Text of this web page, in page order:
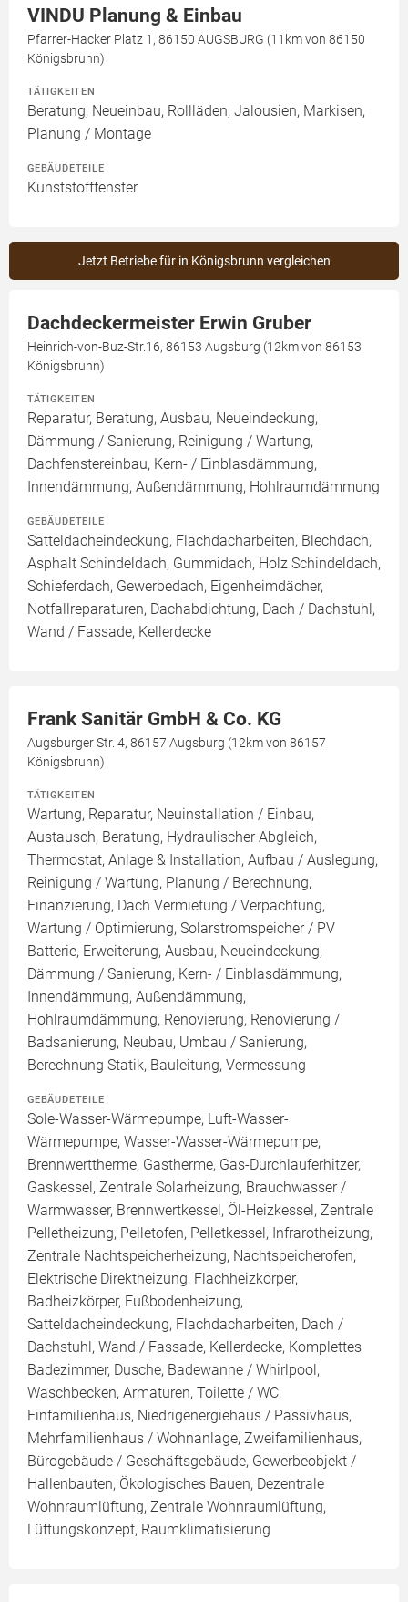
VINDU Planung & Einbau
Pfarrer-Hacker Platz 1, 86150 AUGSBURG (11km von 86150
Königsbrunn)
TÄTIGKEITEN
Beratung, Neueinbau, Rollläden, Jalousien, Markisen,
Planung / Montage
GEBÄUDETEILE
Kunststofffenster
Jetzt Betriebe für in Königsbrunn vergleichen
Dachdeckermeister Erwin Gruber
Heinrich-von-Buz-Str.16, 86153 Augsburg (12km von 86153
Königsbrunn)
TÄTIGKEITEN
Reparatur, Beratung, Ausbau, Neueindeckung,
Dämmung / Sanierung, Reinigung / Wartung,
Dachfenstereinbau, Kern- / Einblasdämmung,
Innendämmung, Außendämmung, Hohlraumdämmung
GEBÄUDETEILE
Satteldacheindeckung, Flachdacharbeiten, Blechdach,
Asphalt Schindeldach, Gummidach, Holz Schindeldach,
Schieferdach, Gewerbedach, Eigenheimdächer,
Notfallreparaturen, Dachabdichtung, Dach / Dachstuhl,
Wand / Fassade, Kellerdecke
Frank Sanitär GmbH & Co. KG
Augsburger Str. 4, 86157 Augsburg (12km von 86157
Königsbrunn)
TÄTIGKEITEN
Wartung, Reparatur, Neuinstallation / Einbau,
Austausch, Beratung, Hydraulischer Abgleich,
Thermostat, Anlage & Installation, Aufbau / Auslegung,
Reinigung / Wartung, Planung / Berechnung,
Finanzierung, Dach Vermietung / Verpachtung,
Wartung / Optimierung, Solarstromspeicher / PV
Batterie, Erweiterung, Ausbau, Neueindeckung,
Dämmung / Sanierung, Kern- / Einblasdämmung,
Innendämmung, Außendämmung,
Hohlraumdämmung, Renovierung, Renovierung /
Badsanierung, Neubau, Umbau / Sanierung,
Berechnung Statik, Bauleitung, Vermessung
GEBÄUDETEILE
Sole-Wasser-Wärmepumpe, Luft-Wasser-
Wärmepumpe, Wasser-Wasser-Wärmepumpe,
Brennwerttherme, Gastherme, Gas-Durchlauferhitzer,
Gaskessel, Zentrale Solarheizung, Brauchwasser /
Warmwasser, Brennwertkessel, Öl-Heizkessel, Zentrale
Pelletheizung, Pelletofen, Pelletkessel, Infrarotheizung,
Zentrale Nachtspeicherheizung, Nachtspeicherofen,
Elektrische Direktheizung, Flachheizkörper,
Badheizkörper, Fußbodenheizung,
Satteldacheindeckung, Flachdacharbeiten, Dach /
Dachstuhl, Wand / Fassade, Kellerdecke, Komplettes
Badezimmer, Dusche, Badewanne / Whirlpool,
Waschbecken, Armaturen, Toilette / WC,
Einfamilienhaus, Niedrigenergiehaus / Passivhaus,
Mehrfamilienhaus / Wohnanlage, Zweifamilienhaus,
Bürogebäude / Geschäftsgebäude, Gewerbeobjekt /
Hallenbauten, Ökologisches Bauen, Dezentrale
Wohnraumlüftung, Zentrale Wohnraumlüftung,
Lüftungskonzept, Raumklimatisierung